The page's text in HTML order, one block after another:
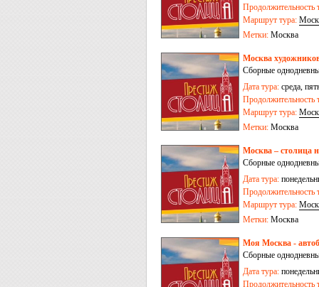
Продолжительность
Маршрут тура:
Метки: Москва
Москва
Сборные
Дата тура: среда,
Продолжительность
Маршрут тура:
Метки: Москва
Москва – столица
Сборные
Дата тура:
Продолжительность
Маршрут тура:
Метки: Москва
Моя Москва -
Сборные
Дата тура:
Продолжительность